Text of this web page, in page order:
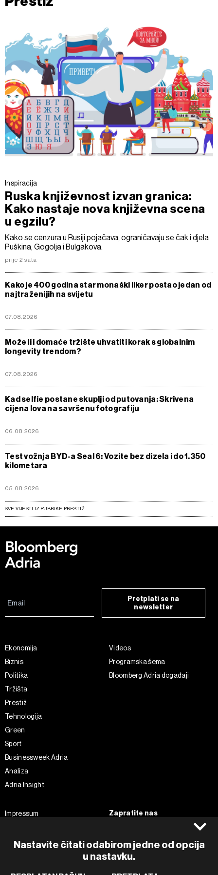
Inspiracija
Ruska književnost izvan granica:
Kako nastaje nova književna scena
u egzilu?
Kako se cenzura u Rusiji pojačava, ograničavaju se čak i djela
Puškina, Gogolja i Bulgakova.
prije 2 sata
Kako je 400 godina star monaški liker postao jedan od
najtraženijih na svijetu
07.08.2026
Može li i domaće tržište uhvatiti korak s globalnim
longevity trendom?
07.08.2026
Kad selfie postane skuplji od putovanja: Skrivena
cijena lova na savršenu fotografiju
06.08.2026
Test vožnja BYD-a Seal 6: Vozite bez dizela i do 1.350
kilometara
05.08.2026
SVE VIJESTI IZ RUBRIKE PRESTIŽ
Nastavite čitati odabirom jedne od opcija
u nastavku.
Pretplati se na
newsletter
Ekonomija
Biznis
Politika
Tržišta
Prestiž
Tehnologija
Green
Sport
Businessweek Adria
Analiza
Adria Insight
Videos
Programska šema
Bloomberg Adria događaji
Impressum
Pravila privatnosti
Zapratite nas
Instagram
Twitter